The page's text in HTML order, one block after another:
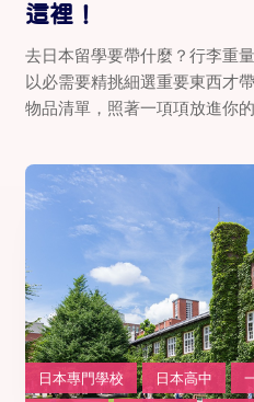
這裡！
去日本留學要帶什麼？行李重
以必需要精挑細選重要東西才
物品清單，照著一項項放進你
日本專門學校 日本高中